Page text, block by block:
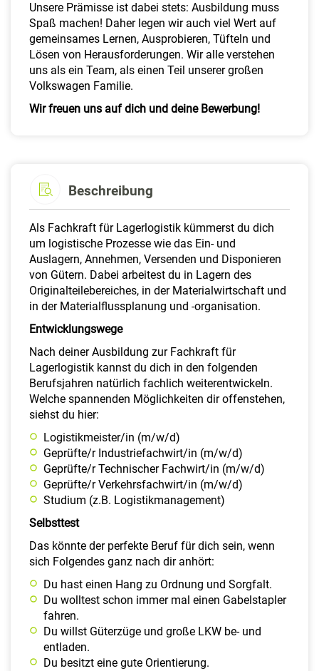
Unsere Prämisse ist dabei stets: Ausbildung muss
Spaß machen! Daher legen wir auch viel Wert auf
gemeinsames Lernen, Ausprobieren, Tüfteln und
Lösen von Herausforderungen. Wir alle verstehen
uns als ein Team, als einen Teil unserer großen
Volkswagen Familie.
Wir freuen uns auf dich und deine Bewerbung!
Beschreibung
Als Fachkraft für Lagerlogistik kümmerst du dich
um logistische Prozesse wie das Ein- und
Auslagern, Annehmen, Versenden und Disponieren
von Gütern. Dabei arbeitest du in Lagern des
Originalteilebereiches, in der Materialwirtschaft und
in der Materialflussplanung und -organisation.
Entwicklungswege
Nach deiner Ausbildung zur Fachkraft für
Lagerlogistik kannst du dich in den folgenden
Berufsjahren natürlich fachlich weiterentwickeln.
Welche spannenden Möglichkeiten dir offenstehen,
siehst du hier:
Logistikmeister/in (m/w/d)
Geprüfte/r Industriefachwirt/in (m/w/d)
Geprüfte/r Technischer Fachwirt/in (m/w/d)
Geprüfte/r Verkehrsfachwirt/in (m/w/d)
Studium (z.B. Logistikmanagement)
Selbsttest
Das könnte der perfekte Beruf für dich sein, wenn
sich Folgendes ganz nach dir anhört:
Du hast einen Hang zu Ordnung und Sorgfalt.
Du wolltest schon immer mal einen Gabelstapler
fahren.
Du willst Güterzüge und große LKW be- und
entladen.
Du besitzt eine gute Orientierung.